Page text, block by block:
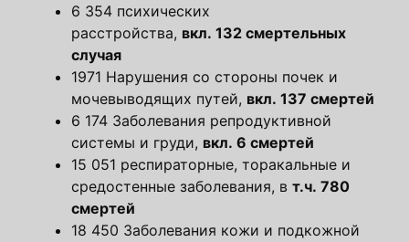
6 354 психических
расстройства, вкл. 132 смертельных
случая
1971 Нарушения со стороны почек и
мочевыводящих путей, вкл. 137 смертей
6 174 Заболевания репродуктивной
системы и груди, вкл. 6 смертей
15 051 респираторные, торакальные и
средостенные заболевания, в т.ч. 780
смертей
18 450 Заболевания кожи и подкожной